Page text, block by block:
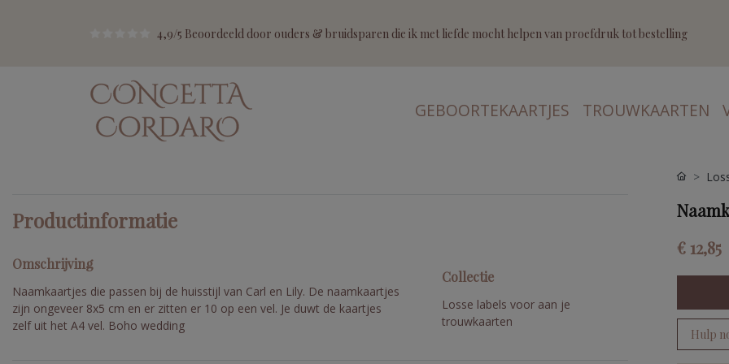
4,9/5 Beoordeeld door ouders & bruidsparen die ik met liefde mocht helpen van proefdruk tot bestelling
GEBOORTEKAARTJES TROUWKAARTEN
Productinformatie
Omschrijving
Naamkaartjes die passen bij de huisstijl van Carl en Lily. De naamkaartjes
zijn ongeveer 8x5 cm en er zitten er 10 op een vel. Je duwt de kaartjes
zelf uit het A4 vel. Boho wedding
Collectie
Losse labels voor aan je
trouwkaarten
€ 12,85
Hulp